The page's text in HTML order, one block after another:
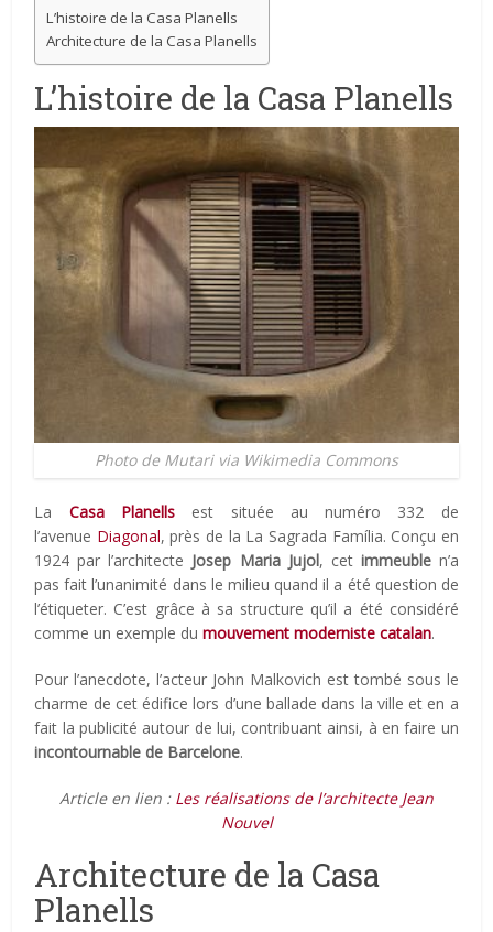
L’histoire de la Casa Planells
Architecture de la Casa Planells
L’histoire de la Casa Planells
Photo de Mutari via Wikimedia Commons
La Casa Planellsest située au numéro 332 de
l’avenue Diagonal, près de la La Sagrada Família. Conçu en
1924 par l’architecte Josep Maria Jujol, cet immeublen’a
pas fait l’unanimité dans le milieu quand il a été question de
l’étiqueter. C’est grâce à sa structure qu’il a été considéré
comme un exemple dumouvement moderniste catalan.
Pour l’anecdote, l’acteur John Malkovich est tombé sous le
charme de cet édifice lors d’une ballade dans la ville et en a
fait la publicité autour de lui, contribuant ainsi, à en faire un
incontournable de Barcelone.
Article en lien : Les réalisations de l’architecte Jean
Nouvel
Architecture de la Casa
Planells